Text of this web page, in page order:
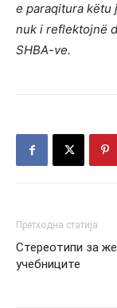
e paraqitura këtu
nuk i reflektojnë
SHBA-ve.
Претходна статија
Стереотипи за
учебниците